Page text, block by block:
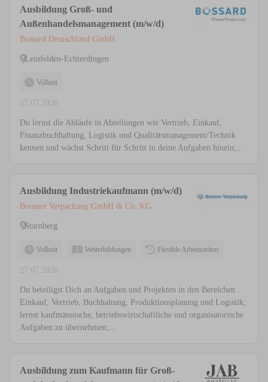
Ausbildung Groß- und
Außenhandelsmanagement (m/w/d)
Bossard Deutschland GmbH
Leinfelden-Echterdingen
Vollzeit
27.07.2026
Du lernst die Abläufe in Abteilungen wie Vertrieb, Einkauf,
Finanzbuchhaltung, Logistik und Qualitätsmanagement/Technik
kennen und wächst Schritt für Schritt in deine Aufgaben hinein;...
Ausbildung Industriekaufmann (m/w/d)
Brenner Verpackung GmbH & Co. KG
Starnberg
Vollzeit Weiterbildungen Flexible Arbeitszeiten
27.07.2026
Du beteiligst Dich an Aufgaben und Projekten in den Bereichen
Einkauf, Vertrieb, Buchhaltung, Produktionsplanung und Logistik;
lernst kaufmännische, betriebswirtschaftliche und organisatorische
Aufgaben zu übernehmen;...
Ausbildung zum Kaufmann für Groß-